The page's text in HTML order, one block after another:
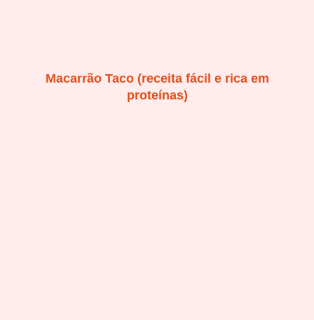
Macarrão Taco (receita fácil e rica em
proteínas)